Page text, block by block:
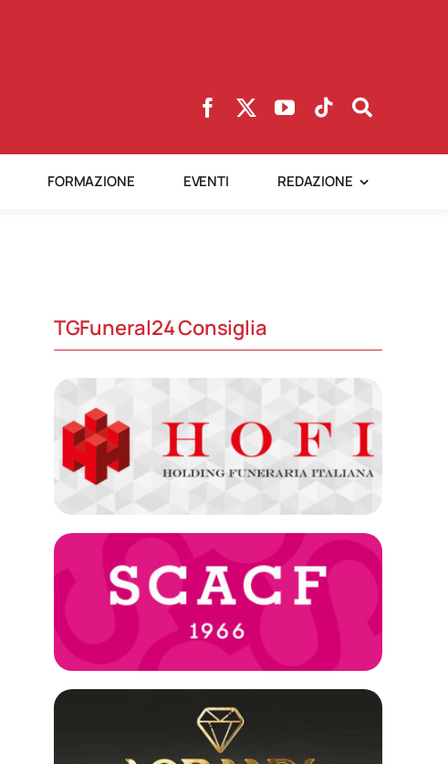
FORMAZIONE EVENTI REDAZIONE
TGFuneral24 Consiglia